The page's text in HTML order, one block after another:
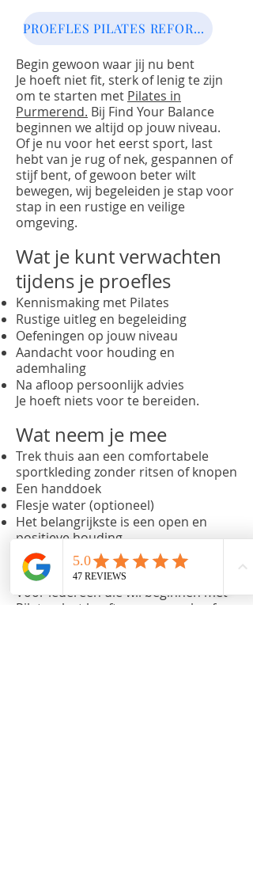
Begin gewoon waar jij nu bent
Je hoeft niet fit, sterk of lenig te zijn
om te starten met Pilates in
Purmerend. Bij Find Your Balance
beginnen we altijd op jouw niveau.
Of je nu voor het eerst sport, last
hebt van je rug of nek, gespannen of
stijf bent, of gewoon beter wilt
bewegen, wij begeleiden je stap voor
stap in een rustige en veilige
omgeving.
Wat je kunt verwachten
tijdens je proefles
Kennismaking met Pilates
Rustige uitleg en begeleiding
Oefeningen op jouw niveau
Aandacht voor houding en
ademhaling
Na afloop persoonlijk advies
Je hoeft niets voor te bereiden.
Wat neem je mee
Trek thuis aan een comfortabele
sportkleding zonder ritsen of knopen
Een handdoek
Flesje water (optioneel)
Het belangrijkste is een open en
positieve houding.
Voor wie is de proefles
Voor iedereen die wil beginnen met
Pilates, last heeft van rug-, nek- of
PROEFLES PILATES REFORMER